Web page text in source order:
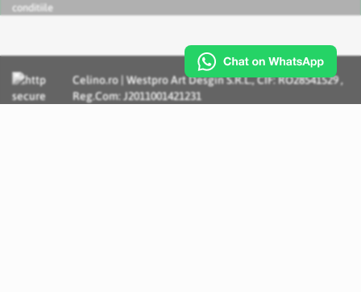
conditiile
Celino.ro | Westpro Art Desgin S.R.L., CIF: RO28541529 ,
Reg.Com: J2011001421231